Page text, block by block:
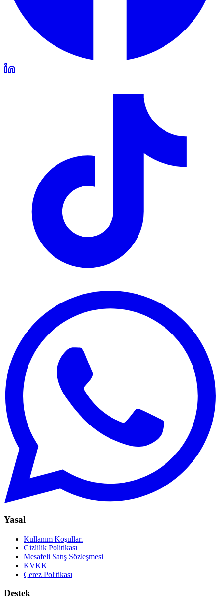
Yasal
Kullanım Koşulları
Gizlilik Politikası
Mesafeli Satış Sözleşmesi
KVKK
Çerez Politikası
Destek